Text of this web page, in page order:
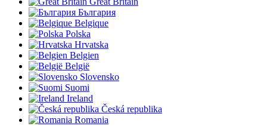
България
Belgique
Polska
Hrvatska
Belgien
België
Slovensko
Suomi
Ireland
Česká republika
Romania